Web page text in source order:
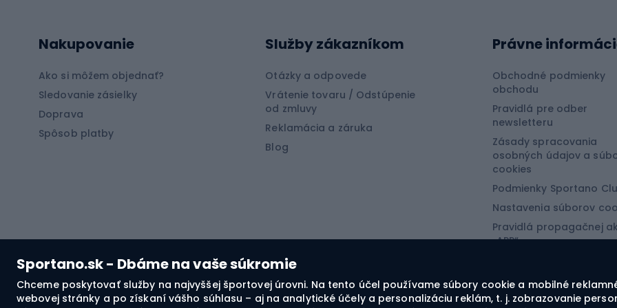
Sportano.sk - Dbáme na vaše súkromie
Chceme poskytovať služby na najvyššej športovej úrovni. Na tento účel používame súbory cookie a mobilné
webovej stránky a po získaní vášho súhlasu – aj na analytické účely a personalizáciu reklám, t. j. zobrazovanie
Cyklistické rukavice
Cyklistické šortky
Cyklistické tričká
Cyklistické nohavice
Bicyklové bundy
Lov mačiek
Rybolov na rotačku
Rybolov na plávanú
Rybolov feeder
Bikepacking
Snowboard
Prkná pre snowboarding
Topánky na snowboard
Viazanie na snowboard
Snowboardové
Turistické
Softshellové nohavice
Softshellové bundy
Nakupovanie
Ako si môžem objednať?
Sledovanie zásielky
Doprava
Spôsob platby
Služby zákazníkom
Otázky a odpovede
Vrátenie tovaru / Odstúpenie
od zmluvy
Reklamácia a záruka
Blog
Právne
Obchodné podmienky
obchodu
Pravidlá pre odber
newsletteru
Zásady spracovania
osobných údajov a
cookies
Podmienky Sportano
Nastavenia súborov
Pravidlá propagačnej
„APP“